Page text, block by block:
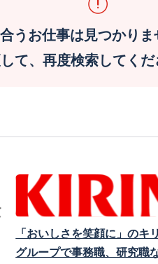
うお仕事は見つかりま
て、再度検索してく
「おいしさを笑顔に」のキ
グループで事務職、研究職